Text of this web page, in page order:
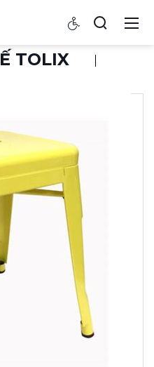
TOLIX